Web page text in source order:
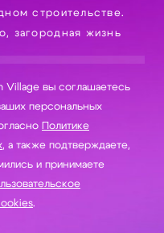
строительстве.
загородная жизнь
Village вы соглашаетесь
Политике
, а также подтверждаете,
и принимаете
.